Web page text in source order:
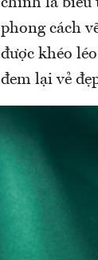
phong cách
được khéo
đem lại vẻ